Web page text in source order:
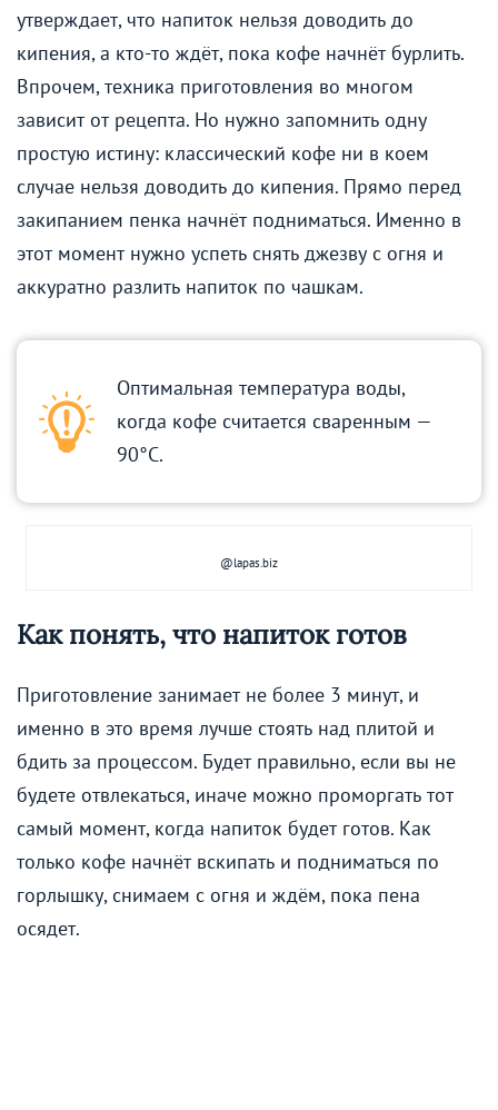
утверждает, что напиток нельзя доводить до
кипения, а кто-то ждёт, пока кофе начнёт бурлить.
Впрочем, техника приготовления во многом
зависит от рецепта. Но нужно запомнить одну
простую истину: классический кофе ни в коем
случае нельзя доводить до кипения. Прямо перед
закипанием пенка начнёт подниматься. Именно в
этот момент нужно успеть снять джезву с огня и
аккуратно разлить напиток по чашкам.
Оптимальная температура воды,
когда кофе считается сваренным —
90°С.
@lapas.biz
Как понять, что напиток готов
Приготовление занимает не более 3 минут, и
именно в это время лучше стоять над плитой и
бдить за процессом. Будет правильно, если вы не
будете отвлекаться, иначе можно проморгать тот
самый момент, когда напиток будет готов. Как
только кофе начнёт вскипать и подниматься по
горлышку, снимаем с огня и ждём, пока пена
осядет.